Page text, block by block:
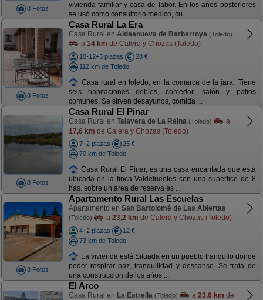
8 Fotos
vivienda familiar y casa de labor. En los años posteriores
se usó como consultorio médico, cu ...
8 Fotos
Casa Rural La Era
Casa Rural en Aldeanueva de Barbarroya (Toledo)
a 14 km de Calera y Chozas (Toledo)
10-12+3 plazas
28 €
112 km de Toledo
Casa rural en toledo, en la comarca de la jara. Tiene
seis habitaciones dobles, comedor, salón y patios
comunes. Se sirven desayunos, comida ...
8 Fotos
Casa Rural El Pinar
Casa Rural en Talavera de La Reina (Toledo)
a
17,6 km de Calera y Chozas (Toledo)
7+2 plazas
25 €
70 km de Toledo
Casa Rural El Pinar, es una casa encantada que está
ubicada en la finca Valdefuentes con una superfice de 8
has. sobre un área de reserva es ...
8 Fotos
Apartamento Rural Las Escuelas
Apartamento en San Bartolomé de Las Abiertas
(Toledo) a 23,2 km de Calera y Chozas (Toledo)
4+2 plazas
12 €
73 km de Toledo
La vivienda está Situada en un pueblo tranquilo donde
poder respirar paz, tranquilidad y descanso. Se trata de
una construcción de los años ...
El Arco
Casa Rural en La Estrella (Toledo) a 23,6 km de